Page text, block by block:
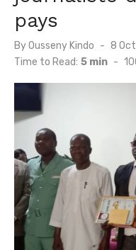
pays
ByOusseny Kindo
8
Time to Read: 5 min -